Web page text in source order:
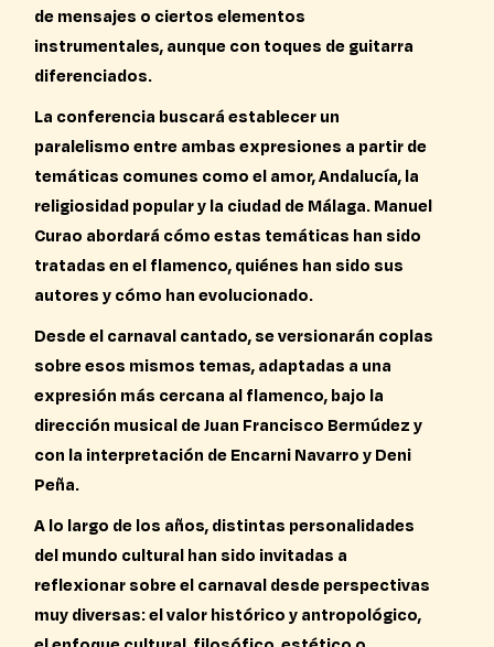
de mensajes o ciertos elementos
instrumentales, aunque con toques de guitarra
diferenciados.
La conferencia buscará establecer un
paralelismo entre ambas expresiones a partir de
temáticas comunes como el amor, Andalucía, la
religiosidad popular y la ciudad de Málaga. Manuel
Curao abordará cómo estas temáticas han sido
tratadas en el flamenco, quiénes han sido sus
autores y cómo han evolucionado.
Desde el carnaval cantado, se versionarán coplas
sobre esos mismos temas, adaptadas a una
expresión más cercana al flamenco, bajo la
dirección musical de Juan Francisco Bermúdez y
con la interpretación de Encarni Navarro y Deni
Peña.
A lo largo de los años, distintas personalidades
del mundo cultural han sido invitadas a
reflexionar sobre el carnaval desde perspectivas
muy diversas: el valor histórico y antropológico,